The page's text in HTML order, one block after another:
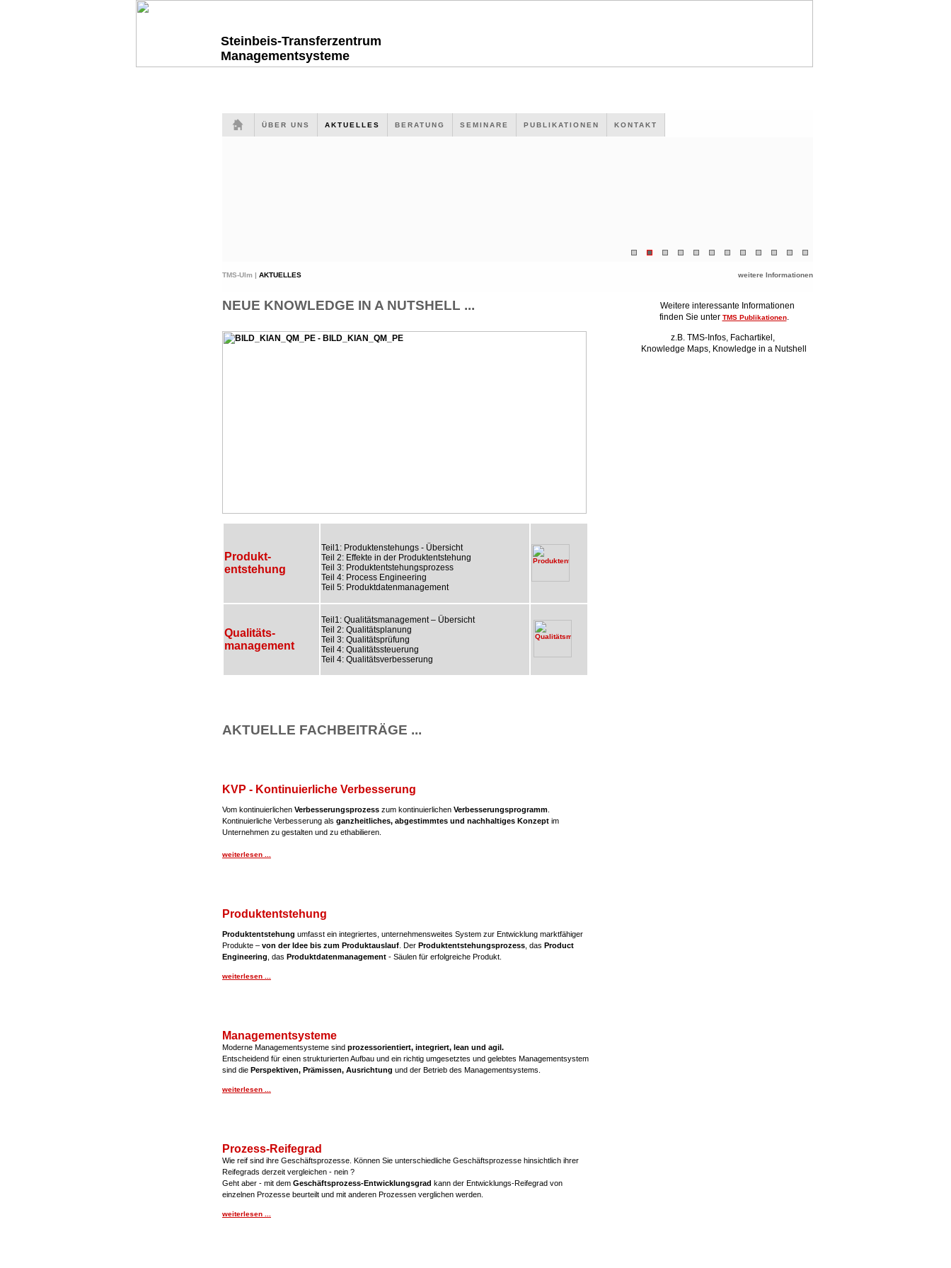
Steinbeis-Transferzentrum
Managementsysteme
ÜBER UNS AKTUELLES BERATUNG SEMINARE PUBLIKATIONEN KONTAKT
TMS-Ulm | AKTUELLES weitere Informationen
NEUE KNOWLEDGE IN A NUTSHELL ...
Produkt-
entstehung
Teil1: Produktenstehungs - Übersicht
Teil 2: Effekte in der Produktentstehung
Teil 3: Produktentstehungsprozess
Teil 4: Process Engineering
Teil 5: Produktdatenmanagement
Qualitäts-
management
Teil1: Qualitätsmanagement – Übersicht
Teil 2: Qualitätsplanung
Teil 3: Qualitätsprüfung
Teil 4: Qualitätssteuerung
Teil 4: Qualitätsverbesserung
AKTUELLE FACHBEITRÄGE ...
KVP - Kontinuierliche Verbesserung
Vom kontinuierlichen Verbesserungsprozess zum kontinuierlichen Verbesserungsprogramm
Kontinuierliche Verbesserung als ganzheitliches, abgestimmtes und nachhaltiges Konzept im
Unternehmen zu gestalten und zu ethabilieren.
weiterlesen ...
Produktentstehung
Produktentstehung umfasst ein integriertes, unternehmensweites System zur Entwicklung marktfähiger
Produkte – von der Idee bis zum Produktauslauf . Der Produktentstehungsprozess , das Product
Engineering , das Produktdatenmanagement - Säulen für erfolgreiche Produkt.
weiterlesen ...
Managementsysteme
Moderne Managementsysteme sind prozessorientiert, integriert, lean und agil.
Entscheidend für einen strukturierten Aufbau und ein richtig umgesetztes und gelebtes Managementsystem
sind die Perspektiven, Prämissen, Ausrichtung und der Betrieb des Managementsystems.
weiterlesen ...
Prozess-Reifegrad
Wie reif sind ihre Geschäftsprozesse. Können Sie unterschiedliche Geschäftsprozesse hinsichtlich ihrer
Reifegrads derzeit vergleichen - nein ?
Geht aber - mit dem Geschäftsprozess-Entwicklungsgrad kann der Entwicklungs-Reifegrad von
einzelnen Prozesse beurteilt und mit anderen Prozessen verglichen werden.
weiterlesen ...
Weitere interessante Informationen
finden Sie unter TMS Publikationen.
z.B. TMS-Infos, Fachartikel,
Knowledge Maps, Knowledge in a Nutshell